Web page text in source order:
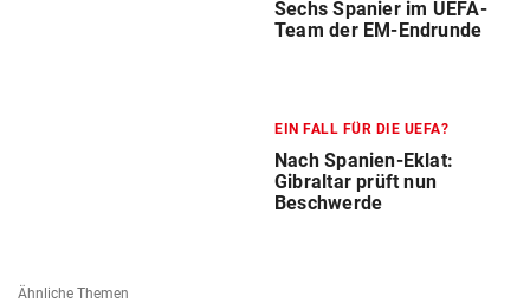
Sechs Spanier im UEFA-
Team der EM-Endrunde
EIN FALL FÜR DIE UEFA?
Nach Spanien-Eklat:
Gibraltar prüft nun
Beschwerde
Ähnliche Themen